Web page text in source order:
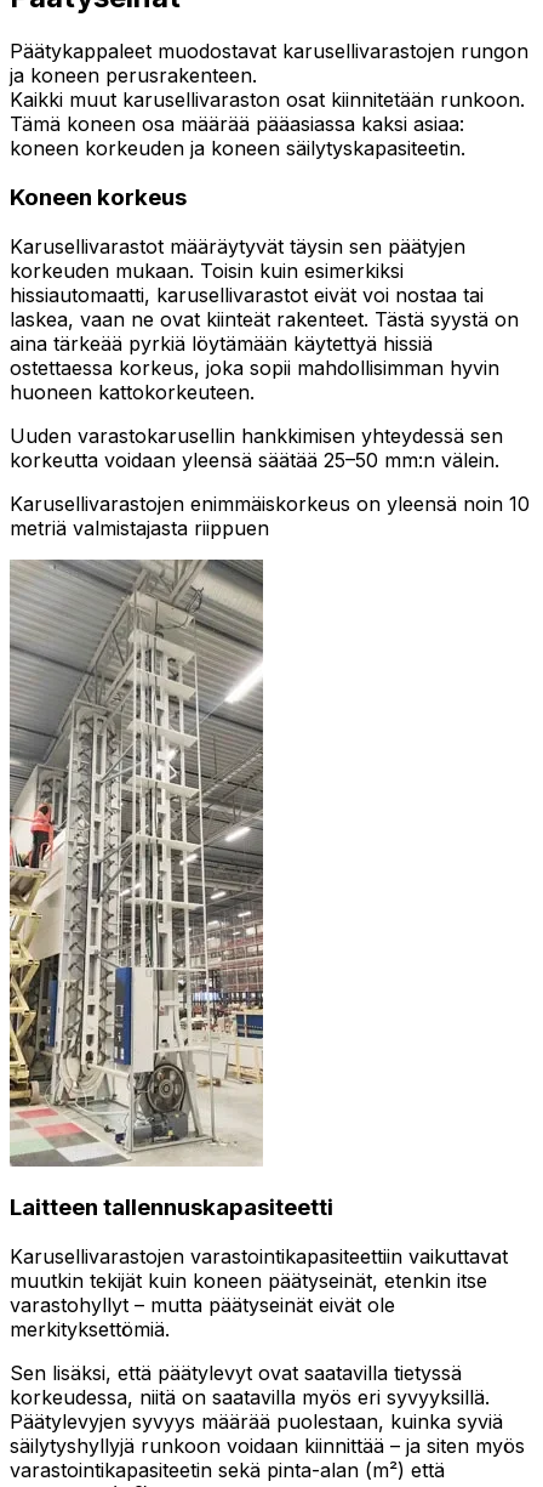
Päätykappaleet muodostavat karusellivarastojen rungon
ja koneen perusrakenteen.
Kaikki muut karusellivaraston osat kiinnitetään runkoon.
Tämä koneen osa määrää pääasiassa kaksi asiaa:
koneen korkeuden ja koneen säilytyskapasiteetin.
Koneen korkeus
Karusellivarastot määräytyvät täysin sen päätyjen
korkeuden mukaan. Toisin kuin esimerkiksi
hissiautomaatti, karusellivarastot eivät voi nostaa tai
laskea, vaan ne ovat kiinteät rakenteet. Tästä syystä on
aina tärkeää pyrkiä löytämään käytettyä hissiä
ostettaessa korkeus, joka sopii mahdollisimman hyvin
huoneen kattokorkeuteen.
Uuden varastokarusellin hankkimisen yhteydessä sen
korkeutta voidaan yleensä säätää 25–50 mm:n välein.
Karusellivarastojen enimmäiskorkeus on yleensä noin 10
metriä valmistajasta riippuen
Laitteen tallennuskapasiteetti
Karusellivarastojen varastointikapasiteettiin vaikuttavat
muutkin tekijät kuin koneen päätyseinät, etenkin itse
varastohyllyt – mutta päätyseinät eivät ole
merkityksettömiä.
Sen lisäksi, että päätylevyt ovat saatavilla tietyssä
korkeudessa, niitä on saatavilla myös eri syvyyksillä.
Päätylevyjen syvyys määrää puolestaan, kuinka syviä
säilytyshyllyjä runkoon voidaan kiinnittää – ja siten myös
varastointikapasiteetin sekä pinta-alan (m²) että